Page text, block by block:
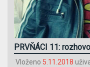
PRVŇÁCI 11:
Vloženo 5.11.2018